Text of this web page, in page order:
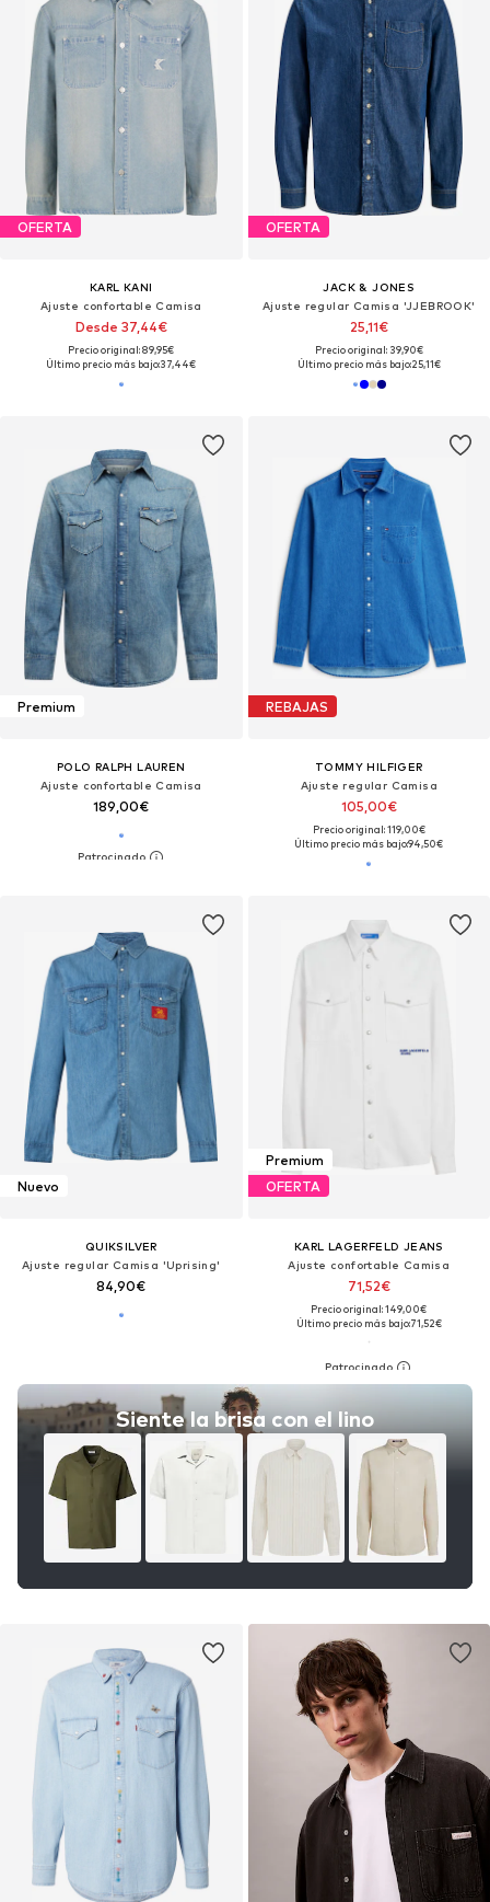
OFERTA
KARL KANI
Ajuste confortable Camisa
Desde 37,44€
Precio original: 89,95€
Último precio más bajo:37,44€
OFERTA
JACK & JONES
Ajuste regular Camisa 'JJEBROOK'
25,11€
Precio original: 39,90€
Último precio más bajo:25,11€
Premium
POLO RALPH LAUREN
Ajuste confortable Camisa
189,00€
REBAJAS
TOMMY HILFIGER
Ajuste regular Camisa
105,00€
Precio original: 119,00€
Último precio más bajo:94,50€
Nuevo
QUIKSILVER
Ajuste regular Camisa 'Uprising'
84,90€
Siente la brisa con el lino
Premium
OFERTA
KARL LAGERFELD JEANS
Ajuste confortable Camisa
71,52€
Precio original: 149,00€
Último precio más bajo:71,52€